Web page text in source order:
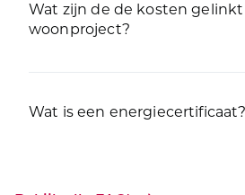
Wat zijn de de kosten
woonproject?
Wat is een energiecertificaat?